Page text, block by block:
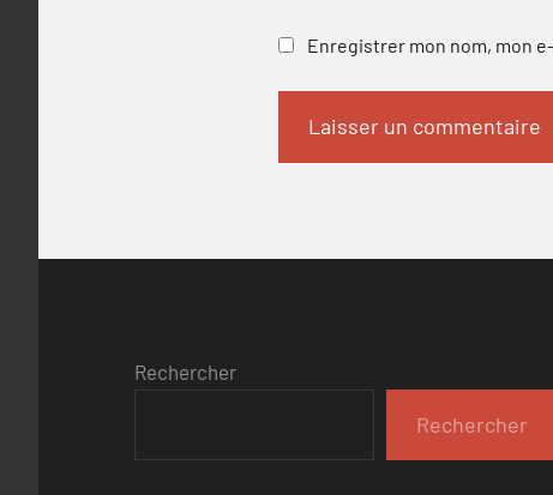
Enregistrer mon nom, mon
Rechercher
Rechercher